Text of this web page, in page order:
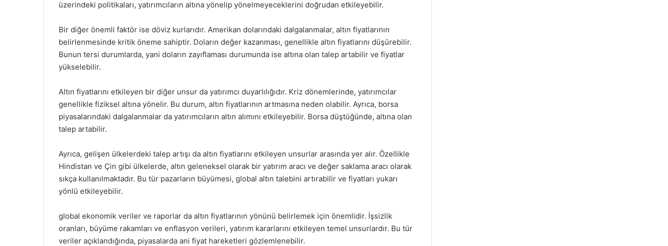
üzerindeki politikaları, yatırımcıların altına yönelip yönelmeyeceklerini doğrudan etkileyebilir.
Bir diğer önemli faktör ise döviz kurlarıdır. Amerikan dolarındaki dalgalanmalar, altın fiyatlarının
belirlenmesinde kritik öneme sahiptir. Doların değer kazanması, genellikle altın fiyatlarını düşürebilir.
Bunun tersi durumlarda, yani doların zayıflaması durumunda ise altına olan talep artabilir ve fiyatlar
yükselebilir.
Altın fiyatlarını etkileyen bir diğer unsur da yatırımcı duyarlılığıdır. Kriz dönemlerinde, yatırımcılar
genellikle fiziksel altına yönelir. Bu durum, altın fiyatlarının artmasına neden olabilir. Ayrıca, borsa
piyasalarındaki dalgalanmalar da yatırımcıların altın alımını etkileyebilir. Borsa düştüğünde, altına olan
talep artabilir.
Ayrıca, gelişen ülkelerdeki talep artışı da altın fiyatlarını etkileyen unsurlar arasında yer alır. Özellikle
Hindistan ve Çin gibi ülkelerde, altın geleneksel olarak bir yatırım aracı ve değer saklama aracı olarak
sıkça kullanılmaktadır. Bu tür pazarların büyümesi, global altın talebini artırabilir ve fiyatları yukarı
yönlü etkileyebilir.
global ekonomik veriler ve raporlar da altın fiyatlarının yönünü belirlemek için önemlidir. İşsizlik
oranları, büyüme rakamları ve enflasyon verileri, yatırım kararlarını etkileyen temel unsurlardır. Bu tür
veriler açıklandığında, piyasalarda ani fiyat hareketleri gözlemlenebilir.